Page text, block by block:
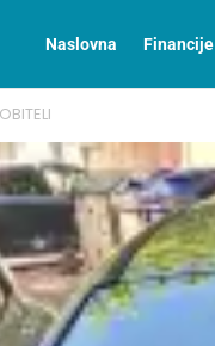
Naslovna Financije